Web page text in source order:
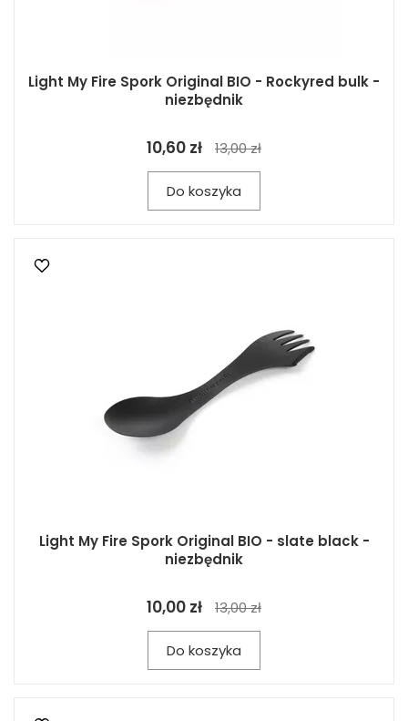
Light My Fire Spork Original BIO - Rockyred bulk -
niezbędnik
10,60 zł 13,00 zł
Do koszyka
Light My Fire Spork Original BIO - slate black -
niezbędnik
10,00 zł 13,00 zł
Do koszyka